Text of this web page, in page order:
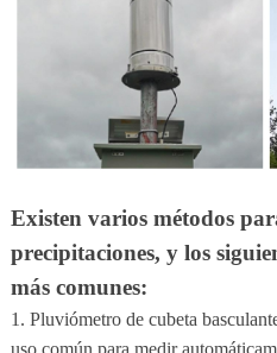
Existen varios métodos
precipitaciones, y los
más comunes:
1. Pluviómetro de cubeta
uso común para medir